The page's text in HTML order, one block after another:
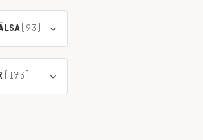
(93)
(173)